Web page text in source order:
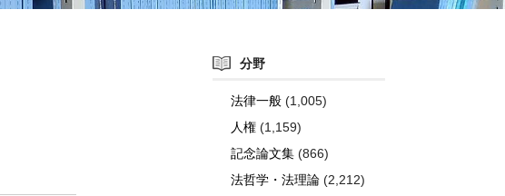
分野
法律一般 (1,005)
人権 (1,159)
記念論文集 (866)
法哲学・法理論 (2,212)